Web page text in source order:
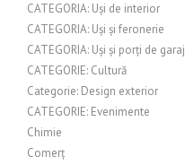
CATEGORIA: Uși de interior
CATEGORIA: Uși și feronerie
CATEGORIA: Uși și porți de garaj
CATEGORIE: Cultură
Categorie: Design exterior
CATEGORIE: Evenimente
Chimie
Comerț